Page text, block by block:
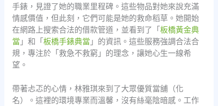
手錶，見證了她的職業里程碑。這些物品對她來說充滿
情感價值，但此刻，它們可能是她的救命稻草。她開始
在網路上搜索合法的借款管道，並看到了「板橋黃金典
當 」和「板橋手錶典當 」的資訊。這些服務強調合法合
規，專注於「救急不救窮」的理念，讓她心生一線希
望。
帶著忐忑的心情，林雅琪來到了大眾優質當舖（化
名）。這裡的環境專業而溫馨，沒有絲毫陰暗感。工作